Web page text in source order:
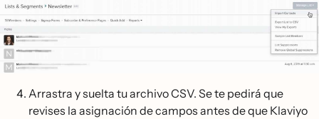
Arrastra y suelta tu archivo CSV. Se te pedirá que
revises la asignación de campos antes de que Klaviyo